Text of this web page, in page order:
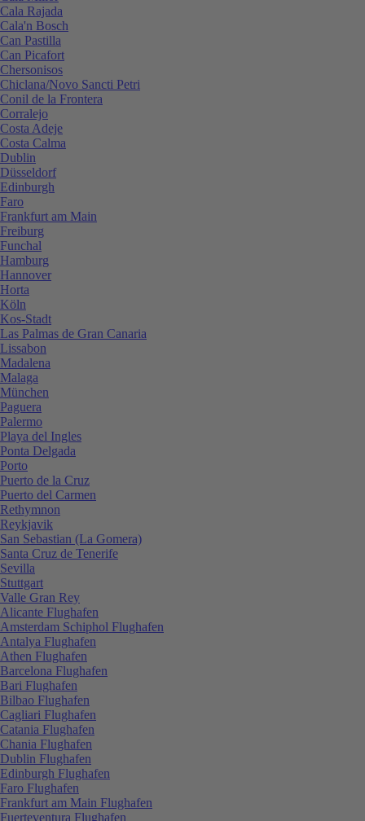
Cala Rajada
Cala'n Bosch
Can Pastilla
Can Picafort
Chersonisos
Chiclana/Novo Sancti Petri
Conil de la Frontera
Corralejo
Costa Adeje
Costa Calma
Dublin
Düsseldorf
Edinburgh
Faro
Frankfurt am Main
Freiburg
Funchal
Hamburg
Hannover
Horta
Köln
Kos-Stadt
Las Palmas de Gran Canaria
Lissabon
Madalena
Malaga
München
Paguera
Palermo
Playa del Ingles
Ponta Delgada
Porto
Puerto de la Cruz
Puerto del Carmen
Rethymnon
Reykjavik
San Sebastian (La Gomera)
Santa Cruz de Tenerife
Sevilla
Stuttgart
Valle Gran Rey
Alicante Flughafen
Amsterdam Schiphol Flughafen
Antalya Flughafen
Athen Flughafen
Barcelona Flughafen
Bari Flughafen
Bilbao Flughafen
Cagliari Flughafen
Catania Flughafen
Chania Flughafen
Dublin Flughafen
Edinburgh Flughafen
Faro Flughafen
Frankfurt am Main Flughafen
Fuerteventura Flughafen